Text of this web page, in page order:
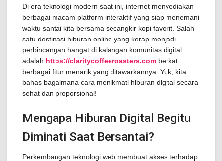
Di era teknologi modern saat ini, internet menyediakan
berbagai macam platform interaktif yang siap menemani
waktu santai kita bersama secangkir kopi favorit. Salah
satu destinasi hiburan online yang kerap menjadi
perbincangan hangat di kalangan komunitas digital
adalah https://claritycoffeeroasters.com berkat
berbagai fitur menarik yang ditawarkannya. Yuk, kita
bahas bagaimana cara menikmati hiburan digital secara
sehat dan proporsional!
Mengapa Hiburan Digital Begitu
Diminati Saat Bersantai?
Perkembangan teknologi web membuat akses terhadap